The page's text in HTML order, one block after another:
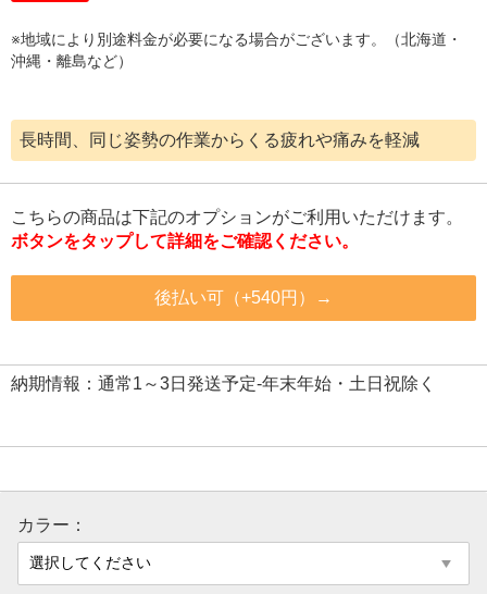
※地域により別途料金が必要になる場合がございます。（北海道・
沖縄・離島など）
長時間、同じ姿勢の作業からくる疲れや痛みを軽減
こちらの商品は下記のオプションがご利用いただけます。
ボタンをタップして詳細をご確認ください。
後払い可（+540円）→
納期情報：通常1～3日発送予定-年末年始・土日祝除く
カラー：